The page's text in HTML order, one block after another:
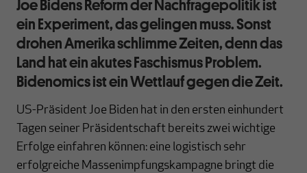
Joe Bidens Reform der Nachfragepolitik ist
ein Experiment, das gelingen muss. Sonst
drohen Amerika schlimme Zeiten, denn das
Land hat ein akutes Faschismus Problem.
Bidenomics ist ein Wettlauf gegen die Zeit.
US-Präsident Joe Biden hat in den ersten einhundert
Tagen seiner Präsidentschaft bereits zwei wichtige
Erfolge einfahren können: eine logistisch sehr
erfolgreiche Massenimpfungskampagne bringt die